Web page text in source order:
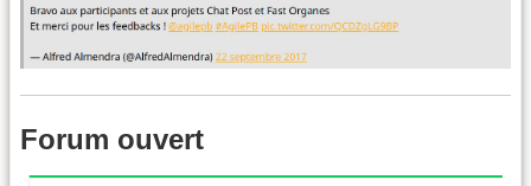
Forum ouvert